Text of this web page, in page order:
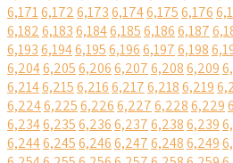
6,1716,1726,1736,1746,1756,176
6,1826,1836,1846,1856,1866,187
6,1936,1946,1956,1966,1976,198
6,2046,2056,2066,2076,2086,209
6,2146,2156,2166,2176,2186,219
6,2246,2256,2266,2276,2286,229
6,2346,2356,2366,2376,2386,239
6,2446,2456,2466,2476,2486,249